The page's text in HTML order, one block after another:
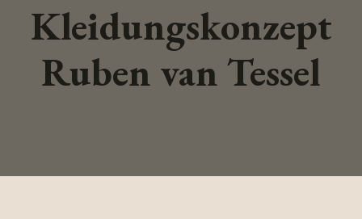
Kleidungskonzept
Ruben van Tessel